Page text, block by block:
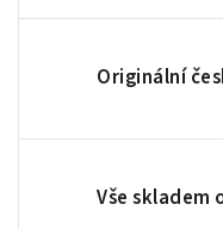
Originální
Vše skladem